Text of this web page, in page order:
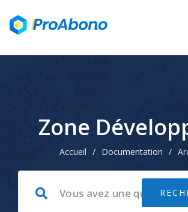
Zone
Accueil / Documentation /